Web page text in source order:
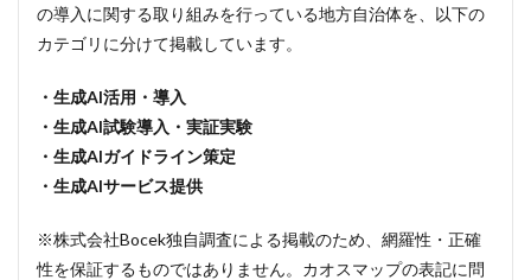
スマ
ップ
公開
景
3
地域
ごと
の生
導入
自治
の導入に関する取り組みを行っている地方自治体を、以下の
カテゴリに分けて掲載しています。
・生成AI活用・導入
・生成AI試験導入・実証実験
・生成AIガイドライン策定
・生成AIサービス提供
※株式会社Bocek独自調査による掲載のため、網羅性・正確
性を保証するものではありません。カオスマップの表記に問